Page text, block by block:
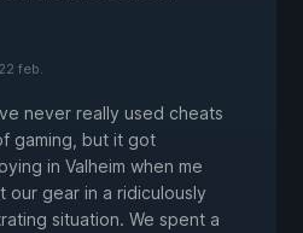
22 feb.
never really used cheats
gaming, but it got
in Valheim when me
our gear in a ridiculously
situation. We spent a